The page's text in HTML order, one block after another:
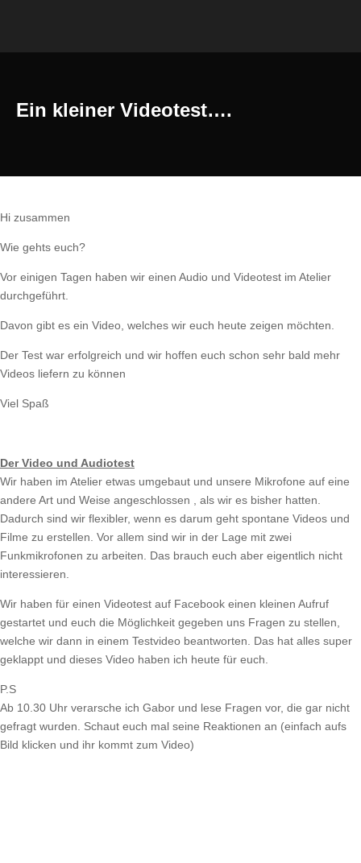
Ein kleiner Videotest….
Hi zusammen
Wie gehts euch?
Vor einigen Tagen haben wir einen Audio und Videotest im Atelier
durchgeführt.
Davon gibt es ein Video, welches wir euch heute zeigen möchten.
Der Test war erfolgreich und wir hoffen euch schon sehr bald mehr
Videos liefern zu können
Viel Spaß
Der Video und Audiotest
Wir haben im Atelier etwas umgebaut und unsere Mikrofone auf eine
andere Art und Weise angeschlossen , als wir es bisher hatten.
Dadurch sind wir flexibler, wenn es darum geht spontane Videos und
Filme zu erstellen. Vor allem sind wir in der Lage mit zwei
Funkmikrofonen zu arbeiten. Das brauch euch aber eigentlich nicht
interessieren.
Wir haben für einen Videotest auf Facebook einen kleinen Aufruf
gestartet und euch die Möglichkeit gegeben uns Fragen zu stellen,
welche wir dann in einem Testvideo beantworten. Das hat alles super
geklappt und dieses Video haben ich heute für euch.
P.S
Ab 10.30 Uhr verarsche ich Gabor und lese Fragen vor, die gar nicht
gefragt wurden. Schaut euch mal seine Reaktionen an (einfach aufs
Bild klicken und ihr kommt zum Video)